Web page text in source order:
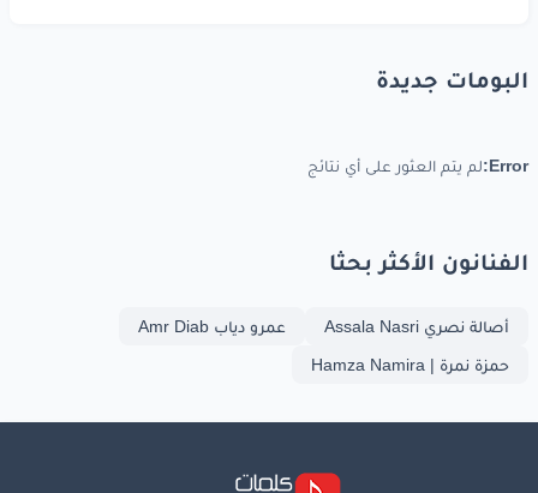
البومات جديدة
Error: لم يتم العثور على أي نتائج
الفنانون الأكثر بحثا
أصالة نصري Assala Nasri
عمرو دياب Amr Diab
حمزة نمرة | Hamza Namira